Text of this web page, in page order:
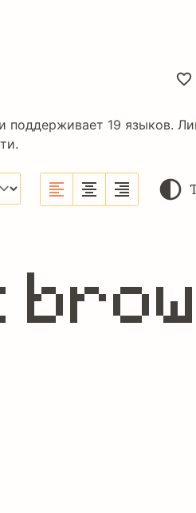
поддерживает 19 языков.